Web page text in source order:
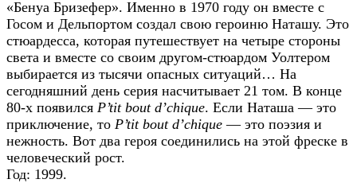
«Бенуа Бризефер». Именно в 1970 году он вместе с
Госом и Дельпортом создал свою героиню Наташу. Это
стюардесса, которая путешествует на четыре стороны
света и вместе со своим другом-стюардом Уолтером
выбирается из тысячи опасных ситуаций… На
сегодняшний день серия насчитывает 21 том. В конце
80-х появился P’tit bout d’chique. Если Наташа — это
приключение, то P’tit bout d’chique — это поэзия и
нежность. Вот два героя соединились на этой фреске в
человеческий рост.
Год: 1999.